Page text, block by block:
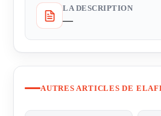
LA DESCRIPTION
—
AUTRES ARTICLES DE